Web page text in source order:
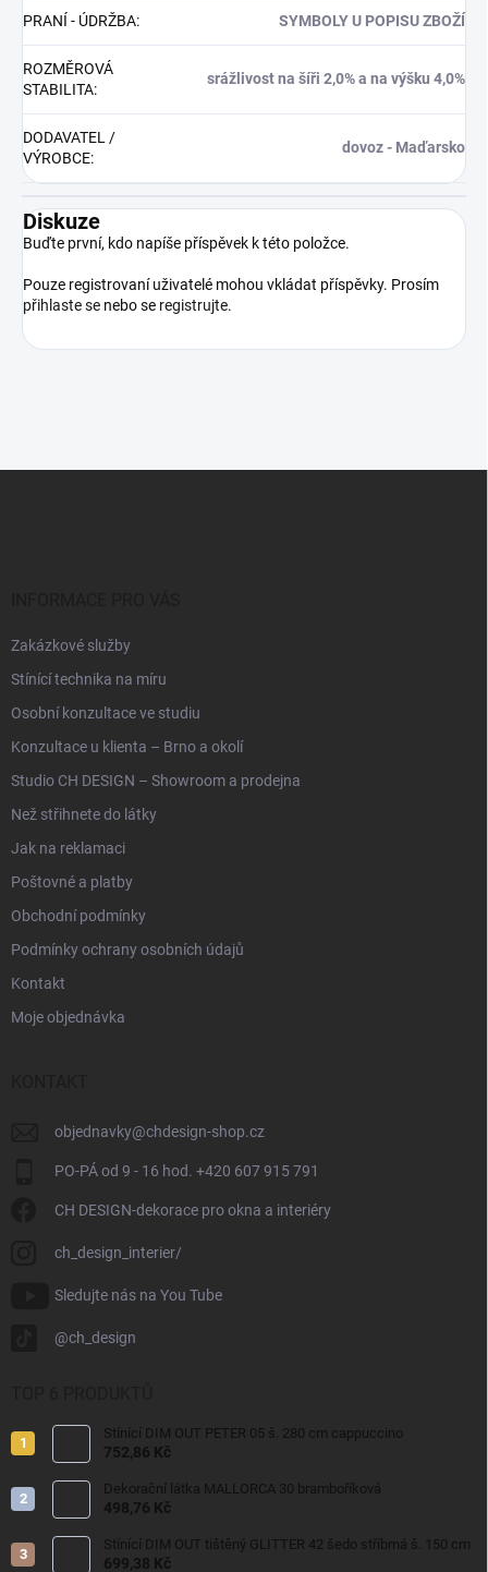
PRANÍ - ÚDRŽBA: SYMBOLY U POPISU ZBOŽÍ
ROZMĚROVÁ
STABILITA:
srážlivost na šíři 2,0% a na výšku 4,0%
DODAVATEL /
VÝROBCE:
dovoz - Maďarsko
Diskuze
Buďte první, kdo napíše příspěvek k této položce.
Pouze registrovaní uživatelé mohou vkládat příspěvky. Prosím
přihlaste se nebo se registrujte.
Zakázkové služby
Stínící technika na míru
Osobní konzultace ve studiu
Konzultace u klienta – Brno a okolí
Studio CH DESIGN – Showroom a prodejna
Než střihnete do látky
Jak na reklamaci
Poštovné a platby
Obchodní podmínky
Podmínky ochrany osobních údajů
Kontakt
Moje objednávka
objednavky@chdesign-shop.cz
PO-PÁ od 9 - 16 hod. +420 607 915 791
CH DESIGN-dekorace pro okna a interiéry
ch_design_interier/
Sledujte nás na You Tube
@ch_design
Stínící DIM OUT PETER 05 š. 280 cm cappuccino
752,86 Kč
Dekorační látka MALLORCA 30 bramboříková
498,76 Kč
Stínící DIM OUT tištěný GLITTER 42 šedo stříbrná š. 150 cm
699,38 Kč